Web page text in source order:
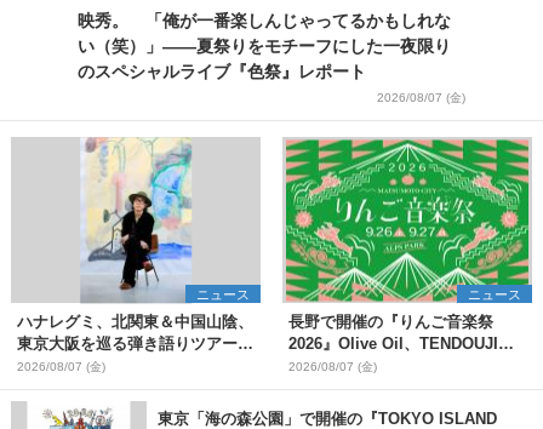
映秀。 「俺が一番楽しんじゃってるかもしれな
い（笑）」――夏祭りをモチーフにした一夜限り
のスペシャルライブ『色祭』レポート
2026/08/07 (金)
ニュース
ハナレグミ、北関東＆中国山陰、
東京大阪を巡る弾き語りツアー10
月より開催決定
2026/08/07 (金)
ニュース
長野で開催の『りんご音楽祭
2026』Olive Oil、TENDOUJIら
第11弾出演アーティスト（16組）
を発表
2026/08/07 (金)
東京「海の森公園」で開催の『TOKYO ISLAND